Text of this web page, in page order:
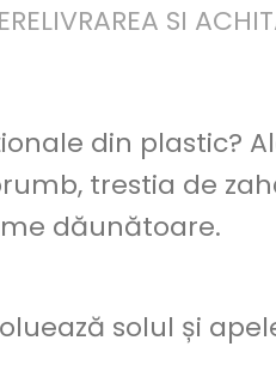
LIVRAREA SI
din plastic?
trestia de
dăunătoare.
solul și